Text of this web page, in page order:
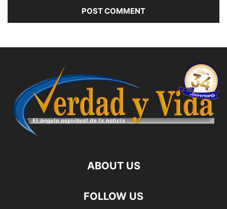
ABOUT US
FOLLOW US